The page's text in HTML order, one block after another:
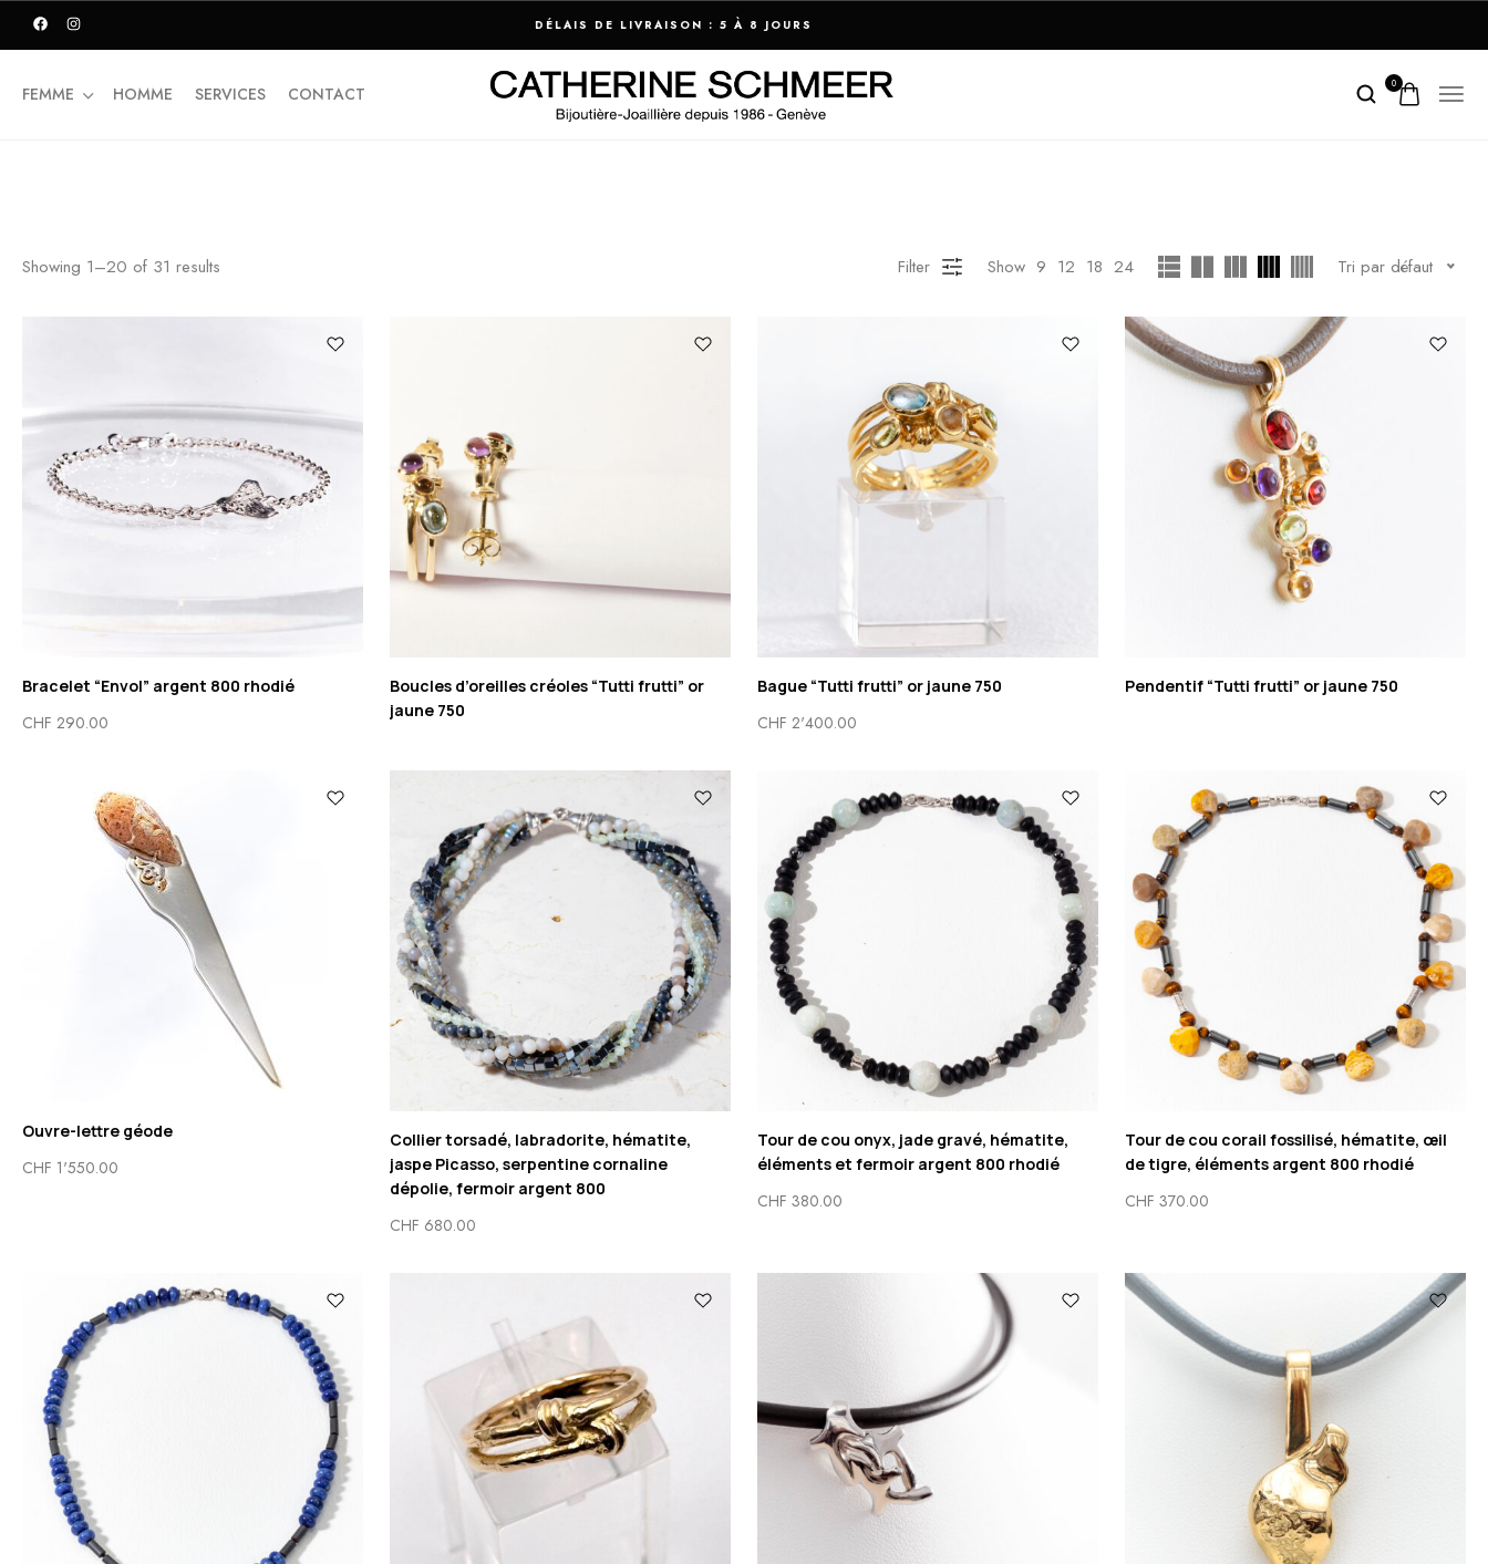
LIVRAISON OFFERTE EN SUISSE À PARTIR DE 300 CHF
FEMME HOMME SERVICES CONTACT 0
Showing 1–20 of 31 results Filter Show 9 12 18 24 Tri par défaut
Bracelet “Envol” argent 800 rhodié
CHF 290.00
Boucles d’oreilles créoles “Tutti frutti” or
jaune 750
Bague “Tutti frutti” or jaune 750
CHF 2'400.00
Pendentif “Tutti frutti” or jaune 750
Ouvre-lettre géode
CHF 1'550.00
Collier torsadé, labradorite, hématite,
jaspe Picasso, serpentine cornaline
dépolie, fermoir argent 800
CHF 680.00
Tour de cou onyx, jade gravé, hématite,
éléments et fermoir argent 800 rhodié
CHF 380.00
Tour de cou corail fossilisé, hématite, œil
de tigre, éléments argent 800 rhodié
CHF 370.00